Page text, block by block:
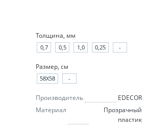
Толщина, мм
0,7 0,5 1,0 0,25 -
Размер, см
58X58 -
Производитель
EDECOR
Материал
Прозрачный
пластик